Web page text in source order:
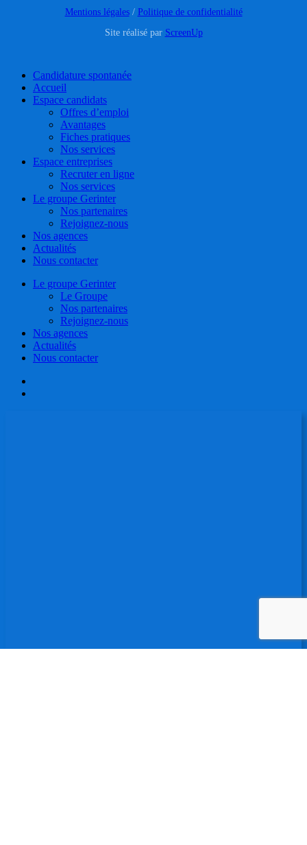
Mentions légales/ Politique de confidentialité
Site réalisé par ScreenUp
Close
Menu
Candidature spontanée
Accueil
Espace candidats
Offres d’emploi
Avantages
Fiches pratiques
Nos services
Espace entreprises
Recruter en ligne
Nos services
Le groupe Gerinter
Nos partenaires
Rejoignez-nous
Nos agences
Actualités
Nous contacter
Le groupe Gerinter
Le Groupe
Nos partenaires
Rejoignez-nous
Nos agences
Actualités
Nous contacter